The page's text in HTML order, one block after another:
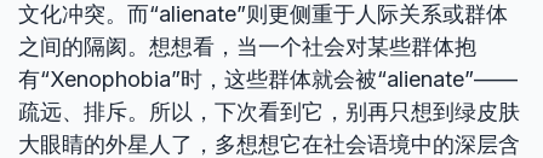
文化冲突。而“alienate”则更侧重于人际关系或群体
之间的隔阂。想想看，当一个社会对某些群体抱
有“Xenophobia”时，这些群体就会被“alienate”——
疏远、排斥。所以，下次看到它，别再只想到绿皮肤
大眼睛的外星人了，多想想它在社会语境中的深层含